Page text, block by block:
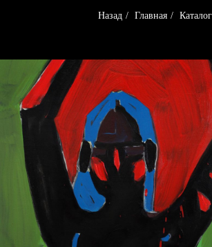
Назад / Главная / Каталог